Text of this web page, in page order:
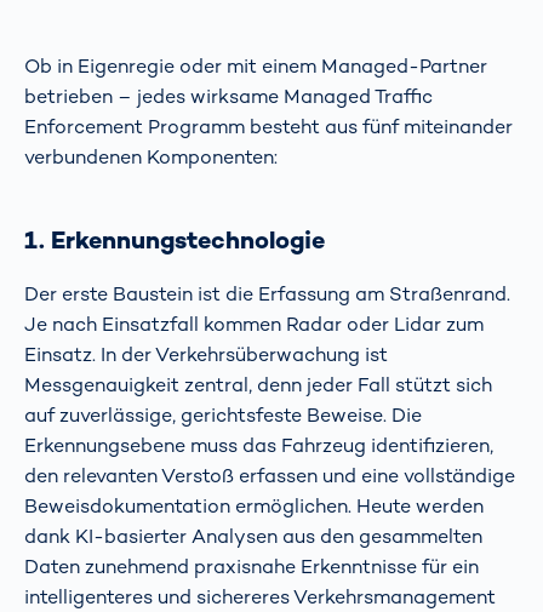
Ob in Eigenregie oder mit einem Managed-Partner
betrieben – jedes wirksame Managed Traffic
Enforcement Programm besteht aus fünf miteinander
verbundenen Komponenten:
1. Erkennungstechnologie
Der erste Baustein ist die Erfassung am Straßenrand.
Je nach Einsatzfall kommen Radar oder Lidar zum
Einsatz. In der Verkehrsüberwachung ist
Messgenauigkeit zentral, denn jeder Fall stützt sich
auf zuverlässige, gerichtsfeste Beweise. Die
Erkennungsebene muss das Fahrzeug identifizieren,
den relevanten Verstoß erfassen und eine vollständige
Beweisdokumentation ermöglichen. Heute werden
dank KI-basierter Analysen aus den gesammelten
Daten zunehmend praxisnahe Erkenntnisse für ein
intelligenteres und sichereres Verkehrsmanagement